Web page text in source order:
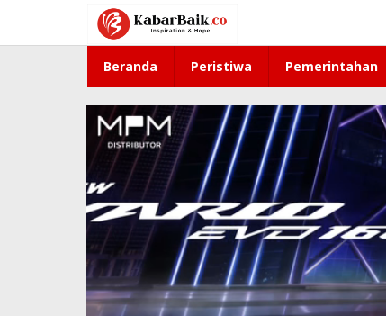
konten
Beranda Peristiwa Pemerintahan